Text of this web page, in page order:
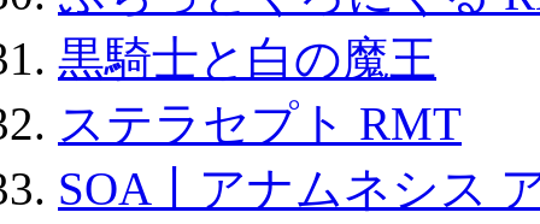
黒騎士と白の魔王
ステラセプト RMT
SOA丨アナムネシス